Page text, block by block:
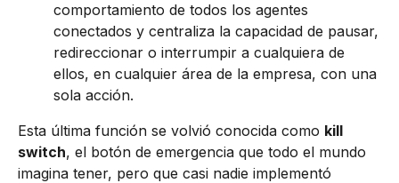
comportamiento de todos los agentes
conectados y centraliza la capacidad de pausar,
redireccionar o interrumpir a cualquiera de
ellos, en cualquier área de la empresa, con una
sola acción.
Esta última función se volvió conocida como kill
switch, el botón de emergencia que todo el mundo
imagina tener, pero que casi nadie implementó